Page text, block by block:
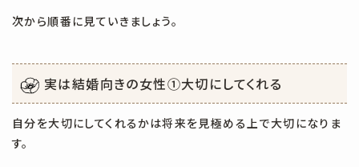
次から順番に見ていきましょう。
実は結婚向きの女性①大切にしてくれる
自分を大切にしてくれるかは将来を見極める上で大切になりま
す。